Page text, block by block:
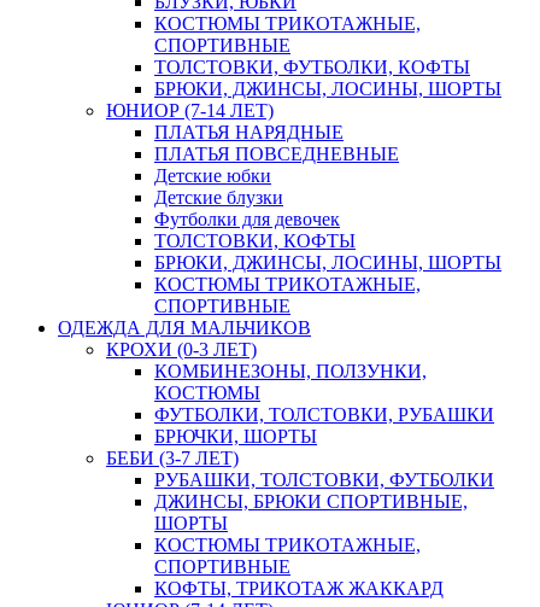
КОСТЮМЫ ТРИКОТАЖНЫЕ,
СПОРТИВНЫЕ
ТОЛСТОВКИ, ФУТБОЛКИ, КОФТЫ
БРЮКИ, ДЖИНСЫ, ЛОСИНЫ, ШОРТЫ
ЮНИОР (7-14 ЛЕТ)
ПЛАТЬЯ НАРЯДНЫЕ
ПЛАТЬЯ ПОВСЕДНЕВНЫЕ
Детские юбки
Детские блузки
Футболки для девочек
ТОЛСТОВКИ, КОФТЫ
БРЮКИ, ДЖИНСЫ, ЛОСИНЫ, ШОРТЫ
КОСТЮМЫ ТРИКОТАЖНЫЕ,
СПОРТИВНЫЕ
ОДЕЖДА ДЛЯ МАЛЬЧИКОВ
КРОХИ (0-3 ЛЕТ)
КОМБИНЕЗОНЫ, ПОЛЗУНКИ,
КОСТЮМЫ
ФУТБОЛКИ, ТОЛСТОВКИ, РУБАШКИ
БРЮЧКИ, ШОРТЫ
БЕБИ (3-7 ЛЕТ)
РУБАШКИ, ТОЛСТОВКИ, ФУТБОЛКИ
ДЖИНСЫ, БРЮКИ СПОРТИВНЫЕ,
ШОРТЫ
КОСТЮМЫ ТРИКОТАЖНЫЕ,
СПОРТИВНЫЕ
КОФТЫ, ТРИКОТАЖ ЖАККАРД